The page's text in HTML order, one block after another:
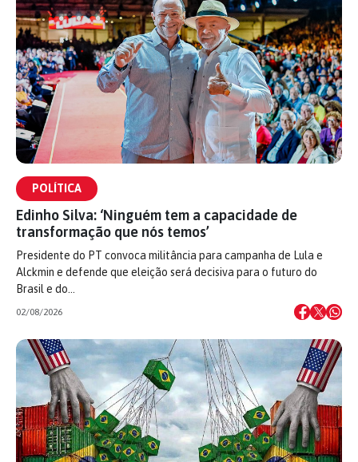
POLÍTICA
Edinho Silva: ‘Ninguém tem a capacidade de
transformação que nós temos’
Presidente do PT convoca militância para campanha de Lula e
Alckmin e defende que eleição será decisiva para o futuro do
Brasil e do…
02/08/2026